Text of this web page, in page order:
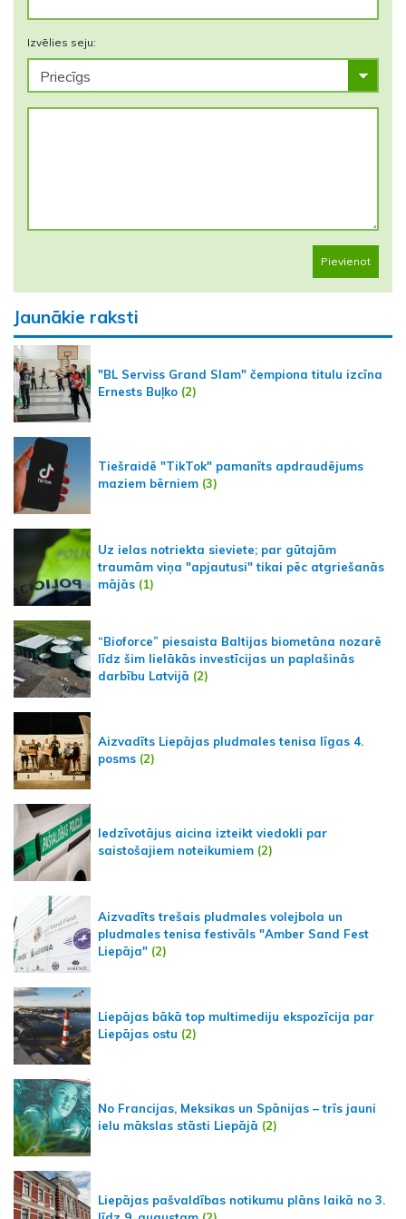
Izvēlies seju:
Pievienot
Jaunākie raksti
"BL Serviss Grand Slam" čempiona titulu izcīna
Ernests Buļko (2)
Tiešraidē "TikTok" pamanīts apdraudējums
maziem bērniem (3)
Uz ielas notriekta sieviete; par gūtajām
traumām viņa "apjautusi" tikai pēc atgriešanās
mājās (1)
“Bioforce” piesaista Baltijas biometāna nozarē
līdz šim lielākās investīcijas un paplašinās
darbību Latvijā (2)
Aizvadīts Liepājas pludmales tenisa līgas 4.
posms (2)
Iedzīvotājus aicina izteikt viedokli par
saistošajiem noteikumiem (2)
Aizvadīts trešais pludmales volejbola un
pludmales tenisa festivāls "Amber Sand Fest
Liepāja" (2)
Liepājas bākā top multimediju ekspozīcija par
Liepājas ostu (2)
No Francijas, Meksikas un Spānijas – trīs jauni
ielu mākslas stāsti Liepājā (2)
Liepājas pašvaldības notikumu plāns laikā no 3.